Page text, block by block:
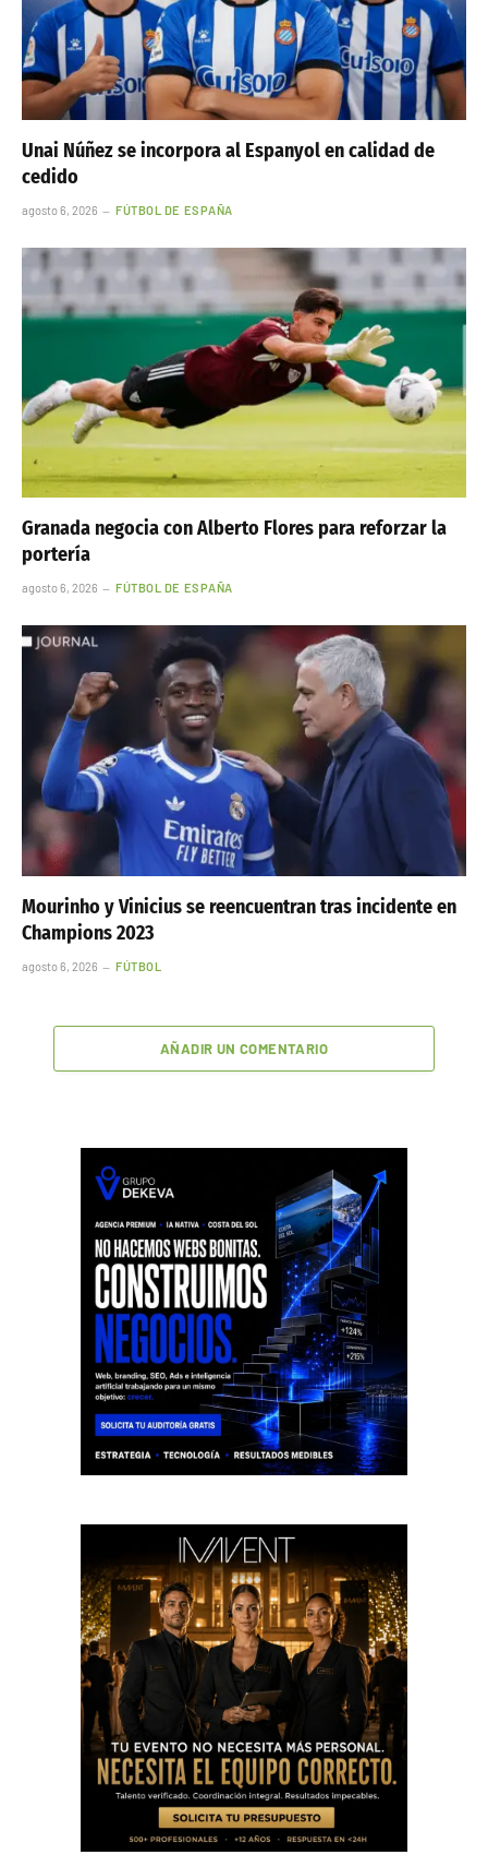
Unai Núñez se incorpora al Espanyol en calidad de
cedido
agosto 6, 2026 FÚTBOL DE ESPAÑA
Granada negocia con Alberto Flores para reforzar la
portería
agosto 6, 2026 FÚTBOL DE ESPAÑA
Mourinho y Vinicius se reencuentran tras incidente en
Champions 2023
agosto 6, 2026 FÚTBOL
AÑADIR UN COMENTARIO